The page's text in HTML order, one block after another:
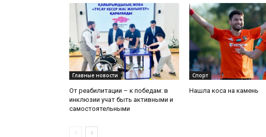
Главные новости
От реабилитации – к победам: в
инклюзии учат быть активными и
самостоятельными
Спорт
Нашла коса на камень